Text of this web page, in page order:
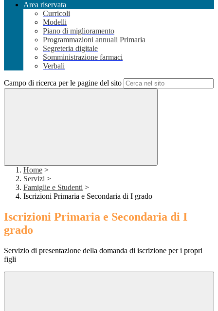
Area riservata
Curricoli
Modelli
Piano di miglioramento
Programmazioni annuali Primaria
Segreteria digitale
Somministrazione farmaci
Verbali
Campo di ricerca per le pagine del sito
Home >
Servizi >
Famiglie e Studenti >
Iscrizioni Primaria e Secondaria di I grado
Iscrizioni Primaria e Secondaria di I
grado
Servizio di presentazione della domanda di iscrizione per i propri
figli